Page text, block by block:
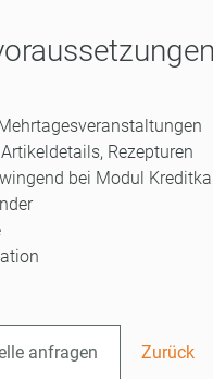
Rezepturen
bei Modul
anfragen Zurück